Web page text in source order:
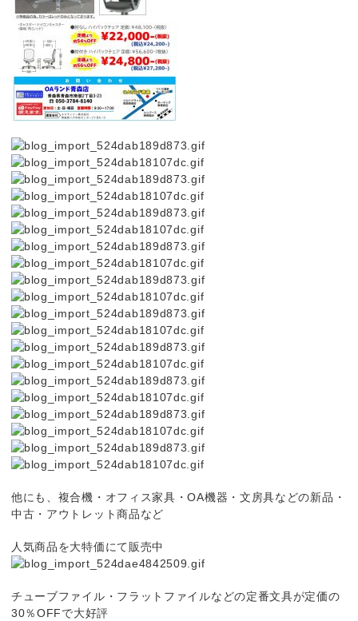
他にも、複合機・オフィス家具・OA機器・文房具などの新品・
中古・アウトレット商品など
人気商品を大特価にて販売中
チューブファイル・フラットファイルなどの定番文具が定価の
30％OFFで大好評